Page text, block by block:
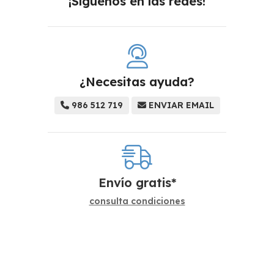
¿Necesitas ayuda?
986 512 719 ENVIAR EMAIL
Envío gratis*
consulta condiciones